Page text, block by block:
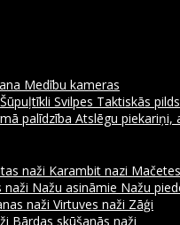
Medību kameras
Šūpuļtīkli Svilpes Taktiskās
palīdzība Atslēgu piekariņi,
naži Karambit nazi Mačetes
naži Nažu asināmie Nažu
naži Virtuves naži Zāģi
Bārdas skūšanās naži